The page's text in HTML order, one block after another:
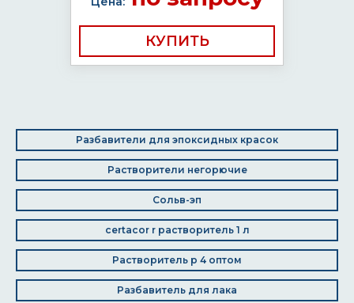
КУПИТЬ
Разбавители для эпоксидных красок
Растворители негорючие
Сольв-эп
certacor r растворитель 1 л
Растворитель р 4 оптом
Разбавитель для лака